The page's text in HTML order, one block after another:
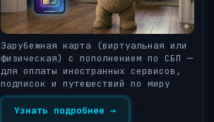
Зарубежная карта (виртуальная или
физическая) с пополнением по СБП —
для оплаты иностранных сервисов,
подписок и путешествий по миру
Узнать подробнее →